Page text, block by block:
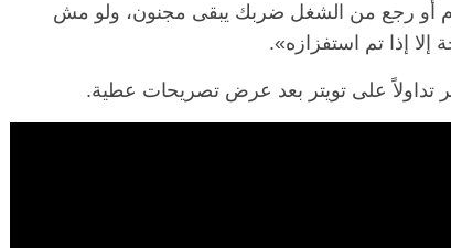
أو رجع من الشغل ضربك يبقى مجنون، ولو مش
إذا تم استفزازه».
تداولاً على تويتر بعد عرض تصريحات عطية.